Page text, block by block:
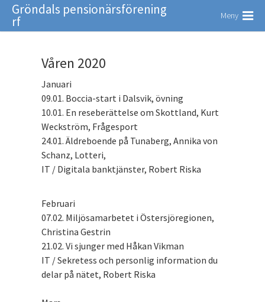
Gröndals pensionärsförening
rf Meny
Våren 2020
Januari
09.01. Boccia-start i Dalsvik, övning
10.01. En reseberättelse om Skottland, Kurt
Weckström, Frågesport
24.01. Äldreboende på Tunaberg, Annika von
Schanz, Lotteri,
IT / Digitala banktjänster, Robert Riska
Februari
07.02. Miljösamarbetet i Östersjöregionen,
Christina Gestrin
21.02. Vi sjunger med Håkan Vikman
IT / Sekretess och personlig information du
delar på nätet, Robert Riska